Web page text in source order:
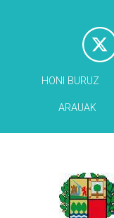
HONI BURUZ
ARAUAK